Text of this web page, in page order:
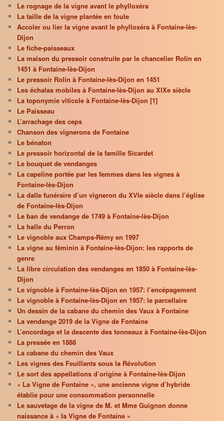
Le rognage de la vigne avant le phylloxéra
La taille de la vigne plantée en foule
Accoler ou lier la vigne avant le phylloxéra à Fontaine-lès-
Dijon
Le fiche-paisseaux
La maison du pressoir construite par le chancelier Rolin en
1451 à Fontaine-lès-Dijon
Le pressoir Rolin à Fontaine-lès-Dijon en 1451
Les échalas mobiles à Fontaine-lès-Dijon au XIXe siècle
La toponymie viticole à Fontaine-lès-Dijon [1]
Le Paisseau
L’arrachage des ceps
Chanson des vignerons de Fontaine
Le bénaton
Le pressoir horizontal de la famille Sicardet
Le bouquet de vendanges
La capeline portée par les femmes dans les vignes à
Fontaine-lès-Dijon
La dalle funéraire d’un vigneron du XVIe siècle dans l’église
de Fontaine-lès-Dijon
Le ban de vendange de 1749 à Fontaine-lès-Dijon
La halle du Perron
Le vignoble aux Champs-Rémy en 1997
La vigne au féminin à Fontaine-lès-Dijon: les rapports de
genre
La libre circulation des vendanges en 1850 à Fontaine-lès-
Dijon
Le vignoble à Fontaine-lès-Dijon en 1957: l’encépagement
Le vignoble à Fontaine-lès-Dijon en 1957: le parcellaire
Un dessin de la cabane du chemin des Vaux à Fontaine
La vendange 2019 de la Vigne de Fontaine
L’encordage et la descente des tonneaux à Fontaine-lès-Dijon
La pressée en 1888
La cabane du chemin des Vaux
Les vignes des Feuillants sous la Révolution
Le sort des appellations d’origine à Fontaine-lès-Dijon
« La Vigne de Fontaine », une ancienne vigne d’hybride
établie pour une consommation personnelle
Le sauvetage de la vigne de M. et Mme Guignon donne
naissance à « la Vigne de Fontaine »